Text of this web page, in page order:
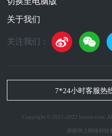
关于我们
关注我们：
7*24小时客服热
Copyright © 2021-2022 hsroot.com.
湖南华上网络科技